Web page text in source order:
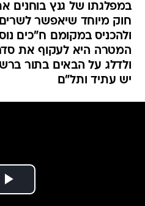
ולהכניס במקומם ח"כים
המטרה היא לעקוף את
ולדלג על הבאים בתור
יש עתיד ותל"ם